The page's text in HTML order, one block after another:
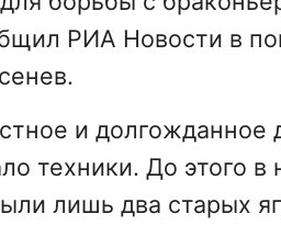
РИА Новости в
и долгожданное
техники. До этого
лишь два старых